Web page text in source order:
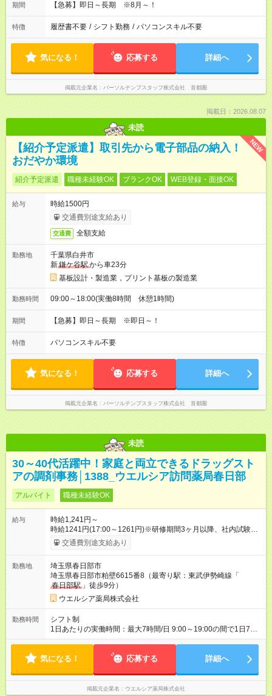
期間 【急募】即日～長期 ※8月～！
特徴 履歴書不要 / シフト勤務 / パソコンスキル不要
気になる！ 応募する 詳細へ
掲載元企業名 パーソルテンプスタッフ株式会社 首都圏
掲載日：2026.08.07
未読
NEW
【紹介予定派遣】取引先から電子部品の納入！
おだやか環境
紹介予定派遣 職種未経験OK ブランクOK WEB登録・面接OK
給与
時給1500円
交通費別途支給あり
交通費 全額支給
勤務地
千葉県白井市
新鎌ケ谷駅から車23分
基板設計・製造業，プリント基板の製造業
勤務時間 09:00～18:00(実働8時間 休憩1時間)
期間 【急募】即日～長期 ※即日～！
特徴 パソコンスキル不要
気になる！ 応募する 詳細へ
掲載元企業名 パーソルテンプスタッフ株式会社 首都圏
未読
30～40代活躍中！家庭と両立できるドラッグスト
アの調剤事務│1388_ウエルシア訪問薬局春日部
アルバイト 職種未経験OK
給与
時給1,241円～
時給1241円(17:00～1261円)※研修期間3ヶ月以降、社内試験に
よる更新判定あり 社内試験合格後、時給＋50～100円の昇給あ
り （大学生は＋20円） 試用期間あり：入社日から3ヶ月間／本
間の長さ：3ヶ月 雇用形態、給与は本採用時と同じです。
交通費別途支給あり
勤務地
埼玉県春日部市
埼玉県春日部市粕壁6615番8（最寄り駅：東武伊勢崎線「
春日部駅 」徒歩9分）
ウエルシア薬局株式会社
勤務時間
シフト制
1日あたりの実働時間：最大7時間/日 9:00～19:00の間で1日7時
間の勤務 ☆週3～5日の勤務 ※勤務曜日応相談 ☆未経験・無資格
気になる！ 応募する 詳細へ
掲載元企業名 ウエルシア薬局株式会社